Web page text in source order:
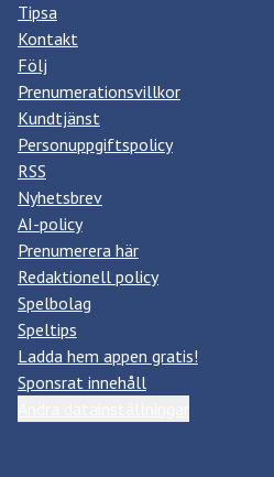
Tipsa
Kontakt
Följ
Prenumerationsvillkor
Kundtjänst
Personuppgiftspolicy
RSS
Nyhetsbrev
AI-policy
Prenumerera här
Redaktionell policy
Spelbolag
Speltips
Ladda hem appen gratis!
Sponsrat innehåll